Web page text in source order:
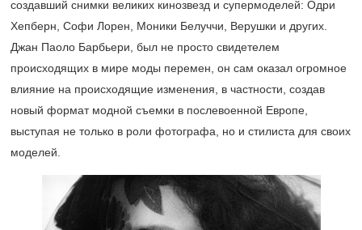
создавший снимки великих кинозвезд и супермоделей: Одри
Хепберн, Софи Лорен, Моники Белуччи, Верушки и других.
Джан Паоло Барбьери, был не просто свидетелем
происходящих в мире моды перемен, он сам оказал огромное
влияние на происходящие изменения, в частности, создав
новый формат модной съемки в послевоенной Европе,
выступая не только в роли фотографа, но и стилиста для своих
моделей.